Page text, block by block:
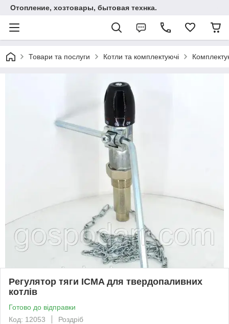
Отопление, хозтовары, бытовая технка.
Товари та послуги Котли та комплектуючі
Регулятор тяги ICMA для твердопаливних
котлів
Готово до відправки
Код: 12053
Роздріб